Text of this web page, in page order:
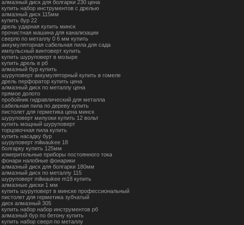
алмазный диск для болгарки 230 цена
купить набор инструментов с дрелью
алмазный диск 115мм
купить бур 22
дрель ударная купить минск
прочистная машина для канализации
сверло по металлу 0 6 мм купить
аккумуляторная сабельная пила для сада
импульсный винтоверт купить
купить шуруповерт в мозыре
купить дрель в рб
алмазный бур купить
шуруповерт аккумуляторный купить в гомеле
дрель перфоратор купить цена
алмазный диск по металлу цена
прямое долото
пробойник гидравлический для металла
сабельная пила по дереву купить
пистолет для герметика цена минск
шуруповерт милуоки купить 12 вольт
купить мощный шуруповерт
торцовочная пила купить
купить насадку бур
шуруповерт milwaukee 18
болгарку купить 125мм
измерительные приборы постоянного тока
фонари налобные фонарики
алмазный диск для болгарки 180мм
алмазный диск по металлу 115
шуруповерт milwaukee m18 купить
алмазные диски 1 мм
купить шуруповерт в минске профессиональный
пистолет для герметика зубчатый
диск алмазный 305
купить набор набор инструментов рб
алмазный бур по бетону купить
купить набор сверл по металлу